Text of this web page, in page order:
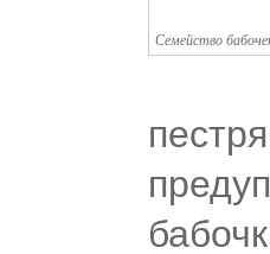
Семейство